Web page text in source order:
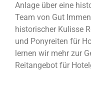
Anlage über eine
Team von Gut
historischer Kulisse
und Ponyreiten für
lernen wir mehr zur
Reitangebot für